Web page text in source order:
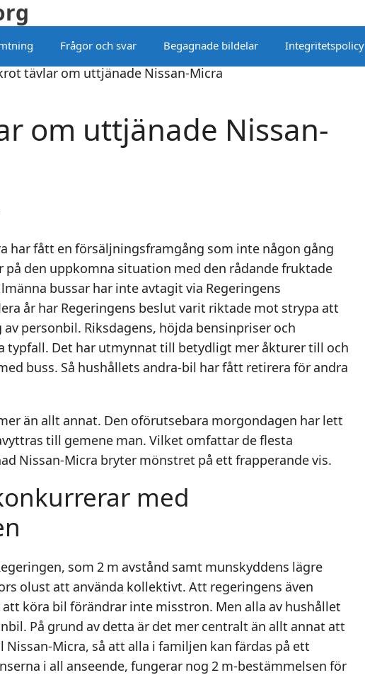
Frågor och svar Begagnade bildelar Integritetspolicy
om uttjänade Nissan-
har fått en försäljningsframgång som inte någon gång
den uppkomna situation med den rådande fruktade
bussar har inte avtagit via Regeringens
år har Regeringens beslut varit riktade mot strypa att
av personbil. Riksdagens, höjda bensinpriser och
typfall. Det har utmynnat till betydligt mer åkturer till och
buss. Så hushållets andra-bil har fått retirera för andra
än allt annat. Den oförutsebara morgondagen har lett
till gemene man. Vilket omfattar de flesta
Nissan-Micra bryter mönstret på ett frapperande vis.
med
som 2 m avstånd samt munskyddens lägre
olust att använda kollektivt. Att regeringens även
köra bil förändrar inte misstron. Men alla av hushållet
På grund av detta är det mer centralt än allt annat att
Micra, så att alla i familjen kan färdas på ett
i all anseende, fungerar nog 2 m-bestämmelsen för